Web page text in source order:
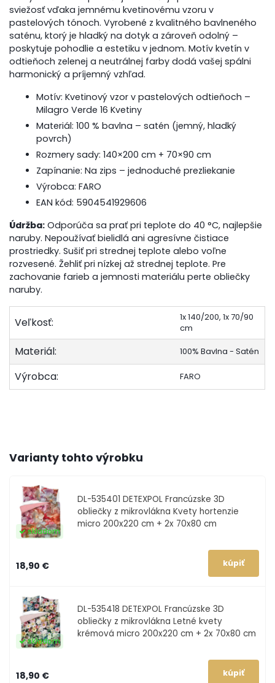
sviežosť vďaka jemnému kvetinovému vzoru v
pastelových tónoch. Vyrobené z kvalitného bavlneného
saténu, ktorý je hladký na dotyk a zároveň odolný –
poskytuje pohodlie a estetiku v jednom. Motív kvetín v
odtieňoch zelenej a neutrálnej farby dodá vašej spálni
harmonický a príjemný vzhľad.
Motív: Kvetinový vzor v pastelových odtieňoch –
Milagro Verde 16 Kvetiny
Materiál: 100 % bavlna – satén (jemný, hladký
povrch)
Rozmery sady: 140×200 cm + 70×90 cm
Zapínanie: Na zips – jednoduché prezliekanie
Výrobca: FARO
EAN kód: 5904541929606
Údržba: Odporúča sa prať pri teplote do 40 °C, najlepšie
naruby. Nepoužívať bielidlá ani agresívne čistiace
prostriedky. Sušiť pri strednej teplote alebo voľne
rozvesené. Žehliť pri nízkej až strednej teplote. Pre
zachovanie farieb a jemnosti materiálu perte obliečky
naruby.
Veľkosť:
1x 140/200, 1x 70/90
cm
Materiál: 100% Bavlna - Satén
Výrobca: FARO
Varianty tohto výrobku
DL-535401 DETEXPOL Francúzske 3D
obliečky z mikrovlákna Kvety hortenzie
micro 200x220 cm + 2x 70x80 cm
skladom
18,90 €
DL-535418 DETEXPOL Francúzske 3D
obliečky z mikrovlákna Letné kvety
krémová micro 200x220 cm + 2x 70x80 cm
skladom
18,90 €